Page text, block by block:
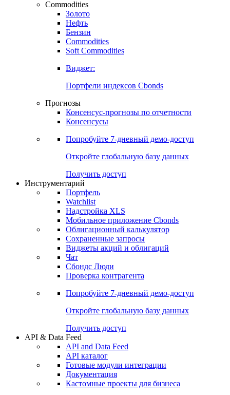
Commodities
Золото
Нефть
Бензин
Commodities
Soft Commodities
Виджет:
Портфели индексов Cbonds
Прогнозы
Консенсус-прогнозы по отчетности
Консенсусы
Попробуйте 7-дневный демо-доступ
Откройте глобальную базу данных
Получить доступ
Инструментарий
Портфель
Watchlist
Надстройка XLS
Мобильное приложение Cbonds
Облигационный калькулятор
Сохраненные запросы
Виджеты акций и облигаций
Чат
Сбондс Люди
Проверка контрагента
Попробуйте 7-дневный демо-доступ
Откройте глобальную базу данных
Получить доступ
API & Data Feed
API and Data Feed
API каталог
Готовые модули интеграции
Документация
Кастомные проекты для бизнеса